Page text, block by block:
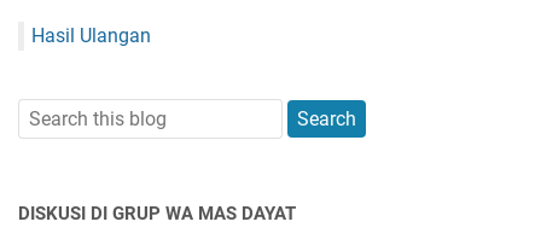
Hasil Ulangan
DISKUSI DI GRUP WA MAS DAYAT